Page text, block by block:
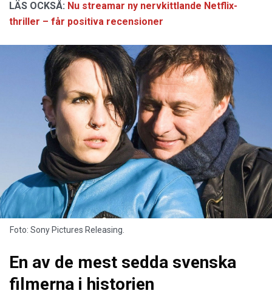
LÄS OCKSÅ: Nu streamar ny nervkittlande Netflix-
thriller – får positiva recensioner
Foto: Sony Pictures Releasing.
En av de mest sedda svenska
filmerna i historien